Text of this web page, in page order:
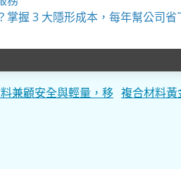
掌握 3 大隱形成本，每年幫公司省
兼顧安全與輕量，移 複合材料